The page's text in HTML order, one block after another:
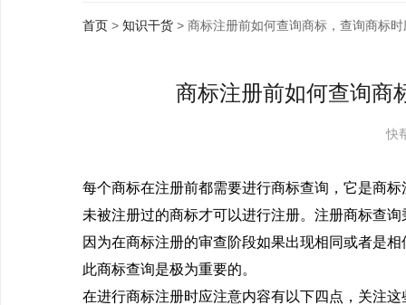
首页 > 知识干货 > 商标注册前如何查询商标，查询商标
商标注册前如何查询商
快
每个商标在注册前都需要进行商标查询，它是商
未被注册过的商标才可以进行注册。注册商标查
因为在商标注册的审查阶段如果出现相同或者是
此商标查询是极为重要的。
在进行商标注册时应注意内容有以下四点，关注